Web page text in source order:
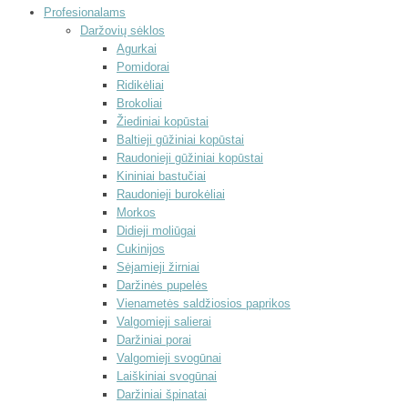
Profesionalams
Daržovių sėklos
Agurkai
Pomidorai
Ridikėliai
Brokoliai
Žiediniai kopūstai
Baltieji gūžiniai kopūstai
Raudonieji gūžiniai kopūstai
Kininiai bastučiai
Raudonieji burokėliai
Morkos
Didieji moliūgai
Cukinijos
Sėjamieji žirniai
Daržinės pupelės
Vienametės saldžiosios paprikos
Valgomieji salierai
Daržiniai porai
Valgomieji svogūnai
Laiškiniai svogūnai
Daržiniai špinatai